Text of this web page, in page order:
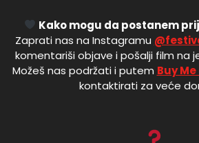
Kako mogu da postanem
Zaprati nas na Instagramu
komentariši objave i pošalji film na
Možeš nas podržati i putem Buy
kontaktirati za veće